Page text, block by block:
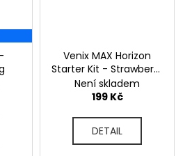
Venix MAX Horizon
Starter Kit - Strawberry
Kiwi X - 20mg
Není skladem
199 Kč
DETAIL